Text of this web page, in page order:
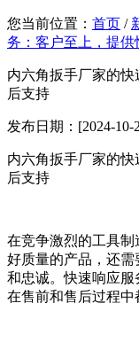
您当前位置： 首页 /
务：客户至上，提
内六角扳手厂家的
后支持
发布日期：[2024-10-
内六角扳手厂家的
后支持
在竞争激烈的工具
好质量的产品，还
和忠诚。快速响应
在售前和售后过程中